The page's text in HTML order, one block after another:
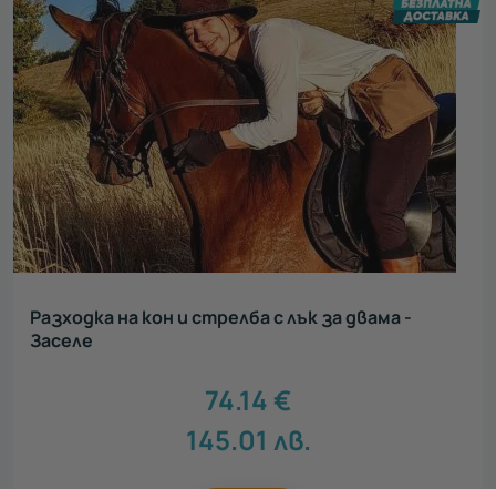
Разходка на кон и стрелба с лък за двама -
Заселе
74.14€
145.01 лв.